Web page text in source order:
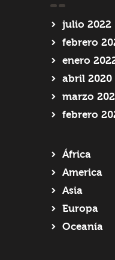
julio2022
febrero
enero
abril2020
marzo
febrero
África
America
Asia
Europa
Oceanía